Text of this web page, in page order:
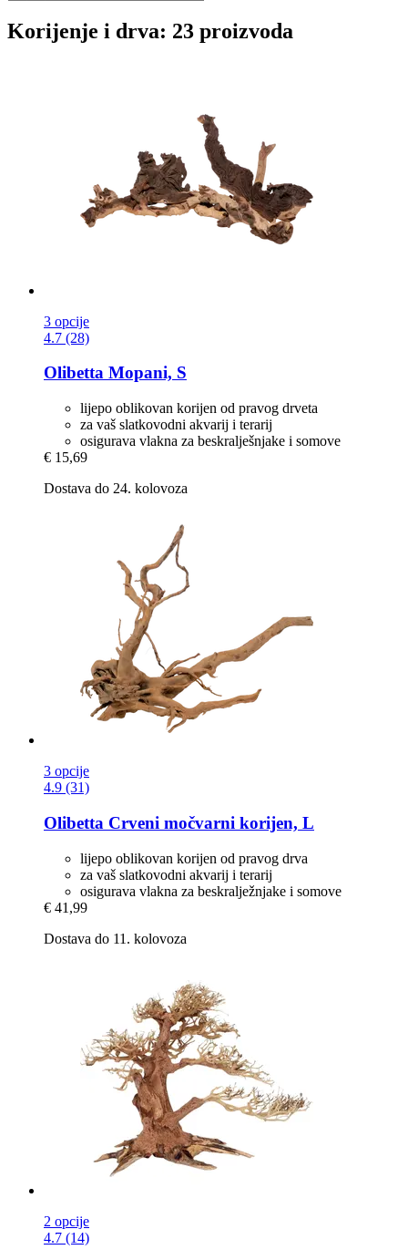
Korijenje i drva: 23 proizvoda
3 opcije
4.7 (28)
Olibetta Mopani, S
lijepo oblikovan korijen od pravog drveta
za vaš slatkovodni akvarij i terarij
osigurava vlakna za beskralješnjake i somove
€ 15,69
Dostava do 24. kolovoza
3 opcije
4.9 (31)
Olibetta Crveni močvarni korijen, L
lijepo oblikovan korijen od pravog drva
za vaš slatkovodni akvarij i terarij
osigurava vlakna za beskralježnjake i somove
€ 41,99
Dostava do 11. kolovoza
2 opcije
4.7 (14)